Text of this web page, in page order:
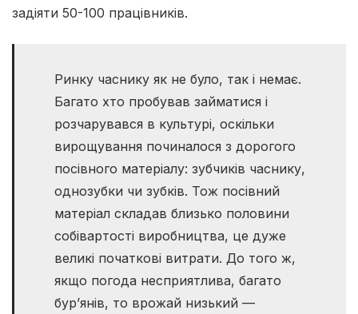
задіяти 50-100 працівників.
Ринку часнику як не було, так і немає.
Багато хто пробував займатися і
розчарувався в культурі, оскільки
вирощування починалося з дорогого
посівного матеріалу: зубчиків часнику,
однозубки чи зубків. Тож посівний
матеріал складав близько половини
собівартості виробництва, це дуже
великі початкові витрати. До того ж,
якщо погода несприятлива, багато
бур’янів, то врожай низький —